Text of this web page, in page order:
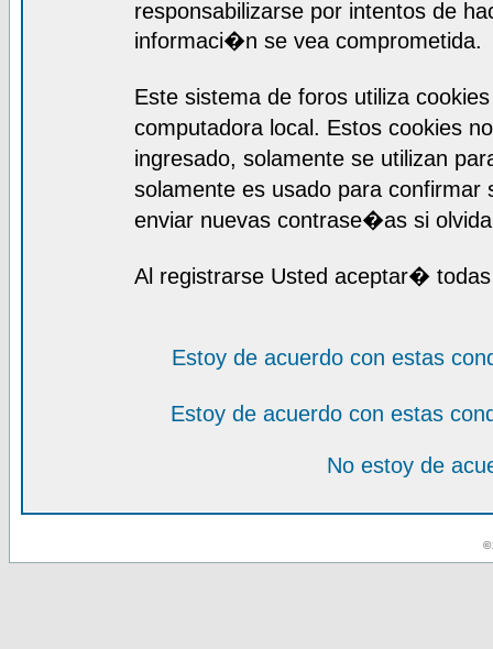
responsabilizarse por intentos de
informaci�n se vea comprometida.
Este sistema de foros utiliza
computadora local. Estos cookies
ingresado, solamente se utilizan
solamente es usado para
enviar nuevas contrase�as si
Al registrarse Usted aceptar�
Estoy de acuerdo con estas
Estoy de acuerdo con estas
No estoy de
©